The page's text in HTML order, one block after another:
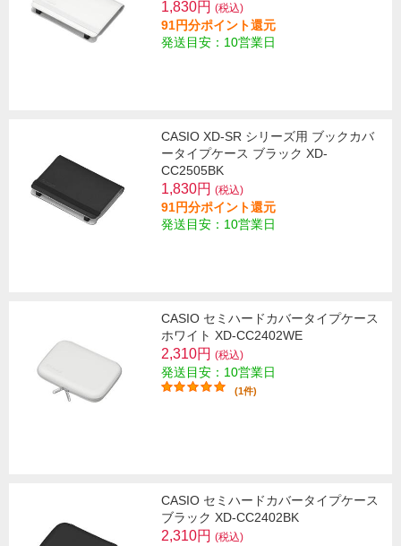
1,830円 (税込)
91円分ポイント還元
発送目安：10営業日
CASIO XD-SR シリーズ用 ブックカバ
ータイプケース ブラック XD-
CC2505BK
1,830円 (税込)
91円分ポイント還元
発送目安：10営業日
CASIO セミハードカバータイプケース
ホワイト XD-CC2402WE
2,310円 (税込)
発送目安：10営業日
(1件)
CASIO セミハードカバータイプケース
ブラック XD-CC2402BK
2,310円 (税込)